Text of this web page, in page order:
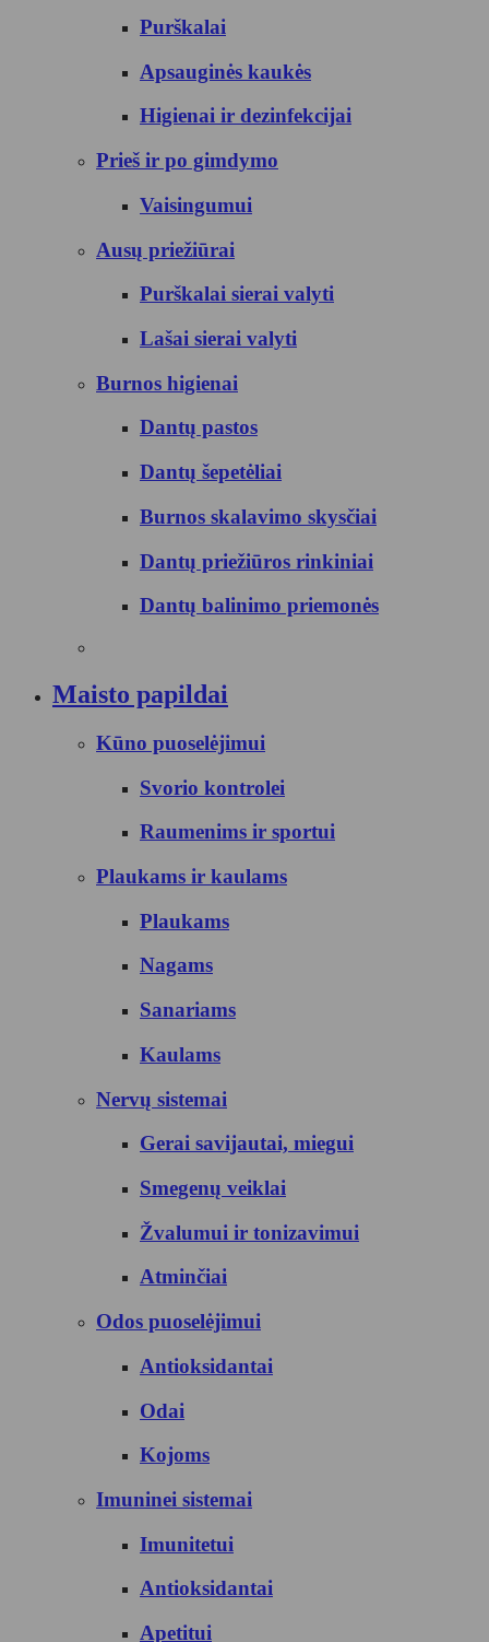
Purškalai
Apsauginės kaukės
Higienai ir dezinfekcijai
Prieš ir po gimdymo
Vaisingumui
Ausų priežiūrai
Purškalai sierai valyti
Lašai sierai valyti
Burnos higienai
Dantų pastos
Dantų šepetėliai
Burnos skalavimo skysčiai
Dantų priežiūros rinkiniai
Dantų balinimo priemonės
Maisto papildai
Kūno puoselėjimui
Svorio kontrolei
Raumenims ir sportui
Plaukams ir kaulams
Plaukams
Nagams
Sanariams
Kaulams
Nervų sistemai
Gerai savijautai, miegui
Smegenų veiklai
Žvalumui ir tonizavimui
Atminčiai
Odos puoselėjimui
Antioksidantai
Odai
Kojoms
Imuninei sistemai
Imunitetui
Antioksidantai
Apetitui